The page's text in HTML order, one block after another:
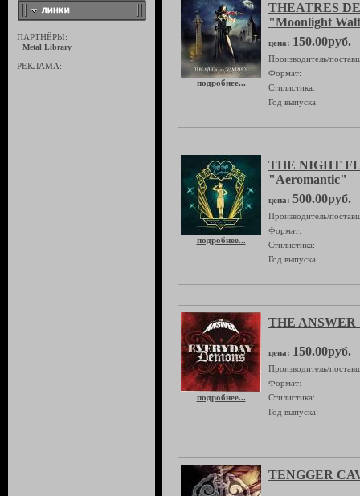
ПАРТНЁРЫ:
· Metal Library
РЕКЛАМА:
·
подробнее...
THEATRES
"Moonlight
цена: 150.00руб.
Производитель/
Формат:
Стилистика:
Год выпуска:
подробнее...
THE NIGHT
"Aeromantic"
цена: 500.00руб.
Производитель/
Формат:
Стилистика:
Год выпуска:
подробнее...
THE ANSWER
цена: 150.00руб.
Производитель/
Формат:
Стилистика:
Год выпуска:
TENGGER